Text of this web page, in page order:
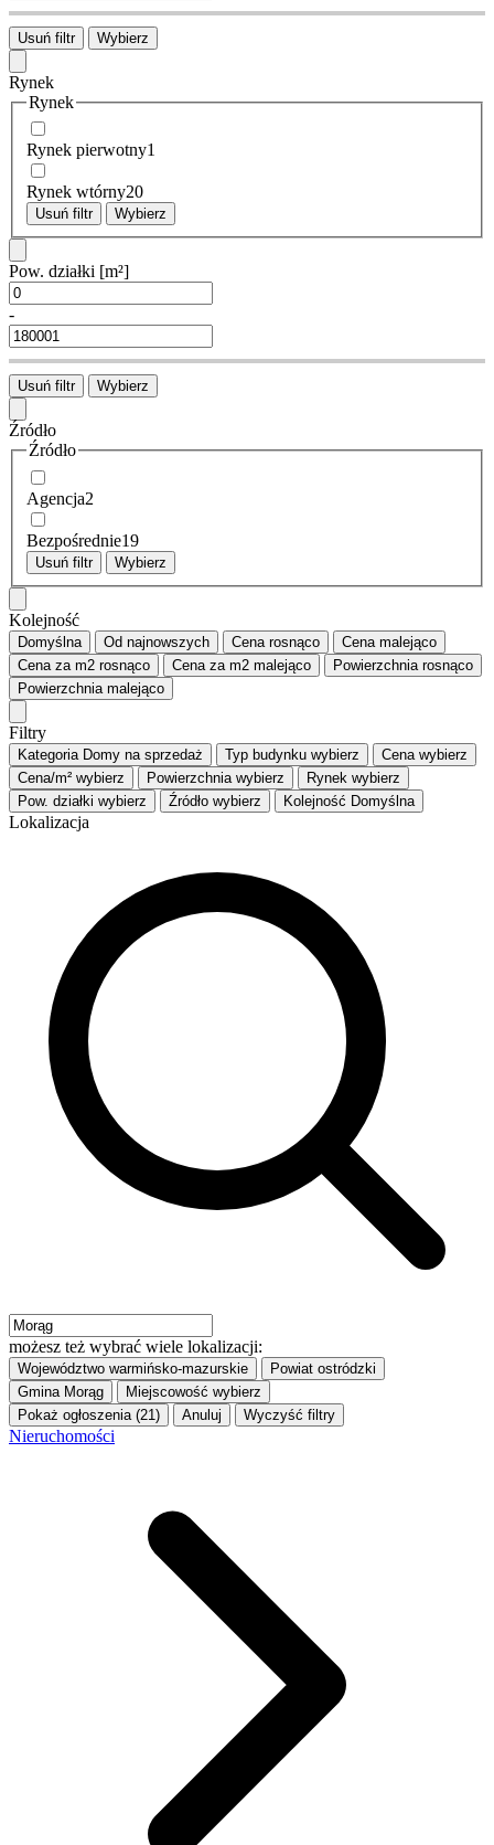
Usuń filtr Wybierz
Rynek
Rynek
Rynek pierwotny1
Rynek wtórny20
Usuń filtr Wybierz
Pow. działki [m²]
-
Usuń filtr Wybierz
Źródło
Źródło
Agencja2
Bezpośrednie19
Usuń filtr Wybierz
Kolejność
Domyślna Od najnowszych Cena rosnąco Cena malejąco
Cena za m2 rosnąco Cena za m2 malejąco Powierzchnia rosnąco
Powierzchnia malejąco
Filtry
Kategoria Domy na sprzedaż Typ budynku wybierz Cena wybierz
Cena/m² wybierz Powierzchnia wybierz Rynek wybierz
Pow. działki wybierz Źródło wybierz Kolejność Domyślna
Lokalizacja
możesz też wybrać wiele lokalizacji:
Województwo warmińsko-mazurskie Powiat ostródzki
Gmina Morąg Miejscowość wybierz
Pokaż ogłoszenia (21)
Anuluj Wyczyść filtry
Nieruchomości